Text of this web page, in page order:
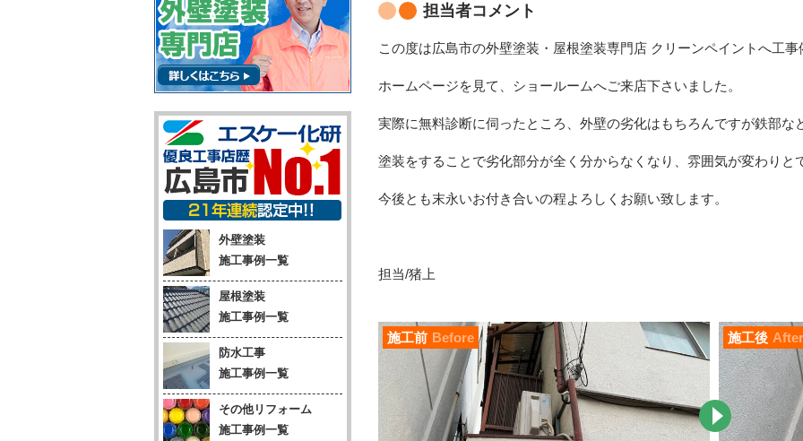
担当者コメント
この度は広島市の外壁塗装・屋根塗装専門店 クリーンペイントへ工
ホームページを見て、ショールームへご来店下さいました。
実際に無料診断に伺ったところ、外壁の劣化はもちろんですが鉄部な
塗装をすることで劣化部分が全く分からなくなり、雰囲気が変わりと
今後とも末永いお付き合いの程よろしくお願い致します。
担当/猪上
施工前 Before 施工後 After
外壁塗装
施工事例一覧
屋根塗装
施工事例一覧
防水工事
施工事例一覧
その他リフォーム
施工事例一覧